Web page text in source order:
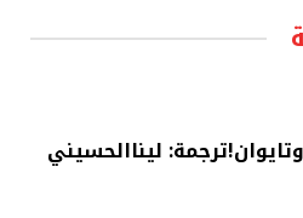
ليناالحسيني